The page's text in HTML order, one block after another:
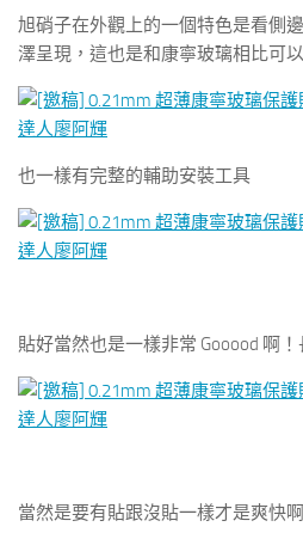
旭硝子在外觀上的一個特色是看側
澤呈現，這也是和康寧玻璃相比可
也一樣有完整的輔助安裝工具
貼好當然也是一樣非常 Gooood 啊
當然是要有貼跟沒貼一樣才是爽快啊